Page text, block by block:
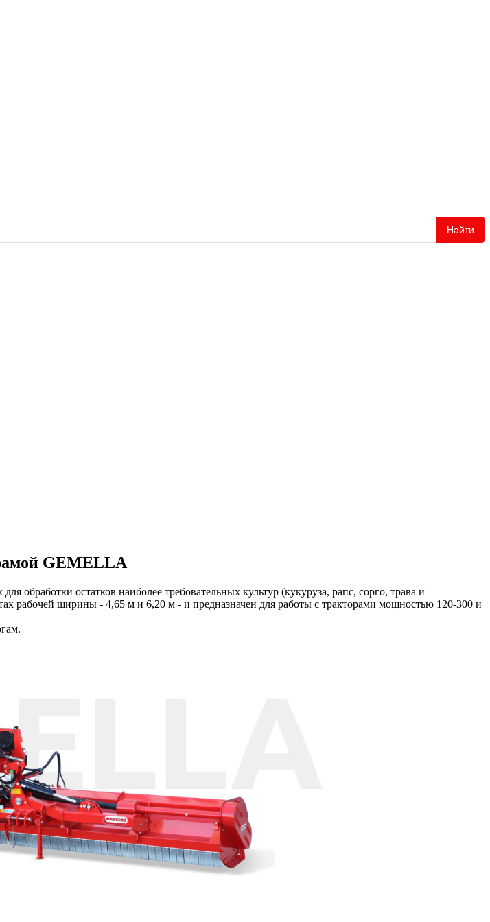
Найти
GEMELLA
обработки остатков наиболее требовательных культур (кукуруза, рапс, сорго, трава и
рабочей ширины - 4,65 м и 6,20 м - и предназначен для работы с тракторами мощностью 120-300 и